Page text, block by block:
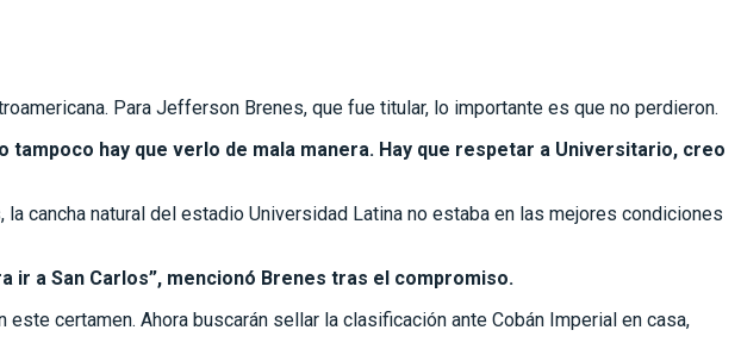
Para Jefferson Brenes, que fue titular, lo importante es que no perdieron.
hay que verlo de mala manera. Hay que respetar a Universitario, creo
cancha natural del estadio Universidad Latina no estaba en las mejores condiciones
ir a San Carlos”, mencionó Brenes tras el compromiso.
certamen. Ahora buscarán sellar la clasificación ante Cobán Imperial en casa,